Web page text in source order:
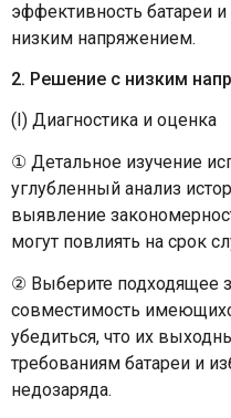
эффективность батареи
низким напряжением.
2. Решение с низким
(I) Диагностика и оценка
① Детальное изучение
углубленный анализ
выявление
могут повлиять на срок
② Выберите подходящее
совместимость
убедиться, что их
требованиям батареи и
недозаряда.